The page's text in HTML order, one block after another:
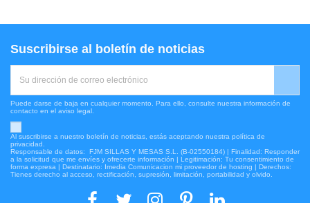
Suscribirse al boletín de noticias
Puede darse de baja en cualquier momento. Para ello, consulte nuestra información de
contacto en el aviso legal.
Al suscribirse a nuestro boletín de noticias, estás aceptando nuestra política de
privacidad.
Responsable de datos: FJM SILLAS Y MESAS S.L. (B-02550184) | Finalidad: Responder
a la solicitud que me envíes y ofrecerte información | Legitimación: Tu consentimiento de
forma expresa | Destinatario: Imedia Comunicacion mi proveedor de hosting | Derechos:
Tienes derecho al acceso, rectificación, supresión, limitación, portabilidad y olvido.